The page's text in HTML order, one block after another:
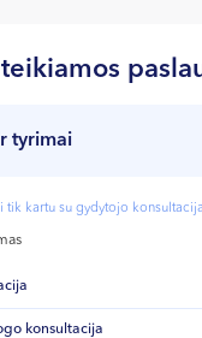
tyrimai
tik kartu su gydytojo konsultacija
konsultacija